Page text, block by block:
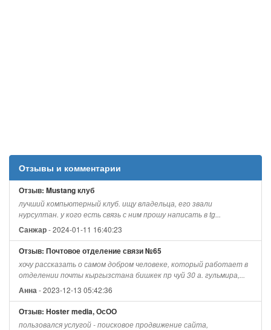
Отзывы и комментарии
Отзыв: Mustang клуб
лучший компьютерный клуб. ищу владельца, его звали
нурсултан. у кого есть связь с ним прошу написать в tg...
Санжар- 2024-01-11 16:40:23
Отзыв: Почтовое отделение связи №65
хочу рассказать о самом добром человеке, который работает в
отделении почты кыргызстана бишкек пр чуй 30 а. гульмира,...
Анна- 2023-12-13 05:42:36
Отзыв: Hoster media, ОсОО
пользовался услугой - поисковое продвижение сайта,